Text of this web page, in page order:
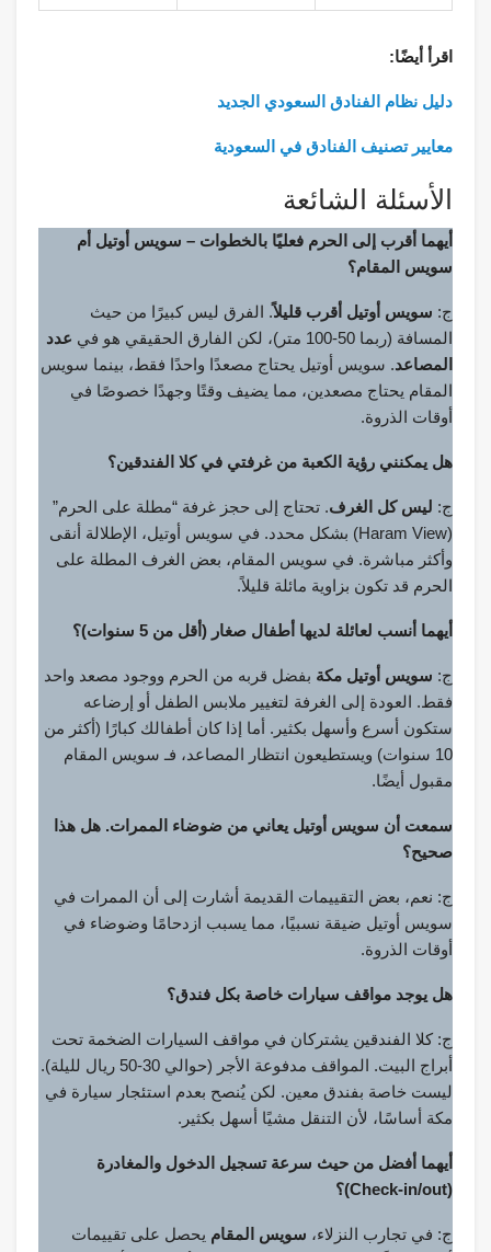
اقرأ أيضًا:
دليل نظام الفنادق السعودي الجديد
معايير تصنيف الفنادق في السعودية
الأسئلة الشائعة
أيهما أقرب إلى الحرم فعليًا بالخطوات – سويس أوتيل أم
سويس المقام؟
ج: سويس أوتيل أقرب قليلاً. الفرق ليس كبيرًا من حيث
المسافة (ربما 50-100 متر)، لكن الفارق الحقيقي هو في
عدد
المصاعد. سويس أوتيل يحتاج مصعدًا واحدًا فقط، بينما سويس
المقام يحتاج مصعدين، مما يضيف وقتًا وجهدًا خصوصًا في
أوقات الذروة.
هل يمكنني رؤية الكعبة من غرفتي في كلا الفندقين؟
ج: ليس كل الغرف. تحتاج إلى حجز غرفة “مطلة على الحرم”
(Haram View) بشكل محدد. في سويس أوتيل، الإطلالة أنقى
وأكثر مباشرة. في سويس المقام، بعض الغرف المطلة على
الحرم قد تكون بزاوية مائلة قليلاً.
أيهما أنسب لعائلة لديها أطفال صغار (أقل من 5 سنوات)؟
ج: سويس أوتيل مكة بفضل قربه من الحرم ووجود مصعد واحد
فقط. العودة إلى الغرفة لتغيير ملابس الطفل أو إرضاعه
ستكون أسرع وأسهل بكثير. أما إذا كان أطفالك كبارًا (أكثر من
10 سنوات) ويستطيعون انتظار المصاعد، فـ سويس المقام
مقبول أيضًا.
سمعت أن سويس أوتيل يعاني من ضوضاء الممرات. هل هذا
صحيح؟
ج: نعم، بعض التقييمات القديمة أشارت إلى أن الممرات في
سويس أوتيل ضيقة نسبيًا، مما يسبب ازدحامًا وضوضاء في
أوقات الذروة.
هل يوجد مواقف سيارات خاصة بكل فندق؟
ج: كلا الفندقين يشتركان في مواقف السيارات الضخمة تحت
أبراج البيت. المواقف مدفوعة الأجر (حوالي 30-50 ريال لليلة).
ليست خاصة بفندق معين. لكن يُنصح بعدم استئجار سيارة في
مكة أساسًا، لأن التنقل مشيًا أسهل بكثير.
أيهما أفضل من حيث سرعة تسجيل الدخول والمغادرة
(Check-in/out)؟
ج: في تجارب النزلاء، سويس المقام يحصل على تقييمات